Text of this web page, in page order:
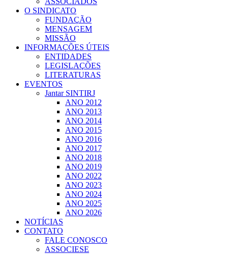
O SINDICATO
FUNDAÇÃO
MENSAGEM
MISSÃO
INFORMAÇÕES ÚTEIS
ENTIDADES
LEGISLAÇÕES
LITERATURAS
EVENTOS
Jantar SINTIRJ
ANO 2012
ANO 2013
ANO 2014
ANO 2015
ANO 2016
ANO 2017
ANO 2018
ANO 2019
ANO 2022
ANO 2023
ANO 2024
ANO 2025
ANO 2026
NOTÍCIAS
CONTATO
FALE CONOSCO
ASSOCIESE